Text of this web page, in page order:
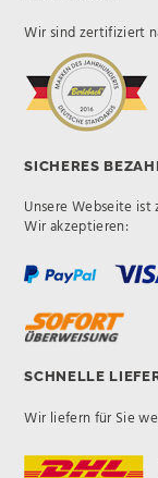
Wir sind zertifiziert
SICHERES
Unsere Webseite
Wir akzeptieren:
SCHNELLE
Wir liefern für Sie